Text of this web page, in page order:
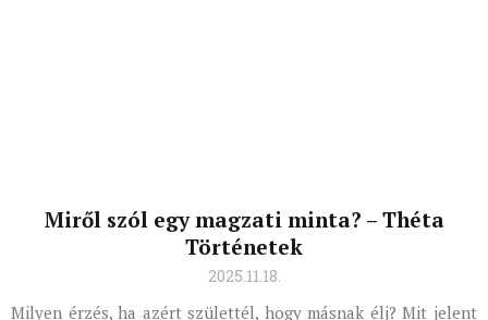
Miről szól egy magzati minta? – Théta
Történetek
2025.11.18.
Milyen érzés, ha azért születtél, hogy másnak élj? Mit jelent